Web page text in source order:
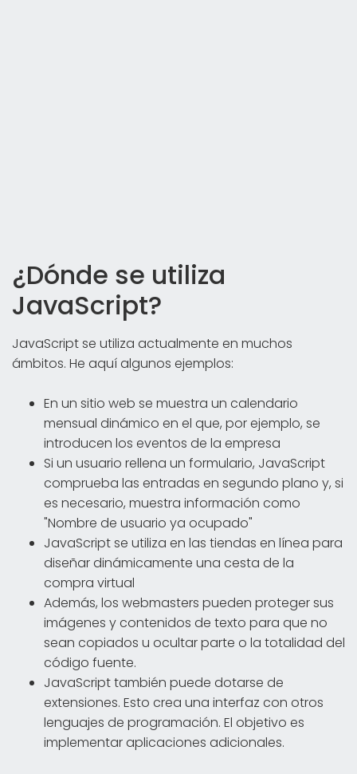
¿Dónde se utiliza
JavaScript?
JavaScript se utiliza actualmente en muchos
ámbitos. He aquí algunos ejemplos:
En un sitio web se muestra un calendario
mensual dinámico en el que, por ejemplo, se
introducen los eventos de la empresa
Si un usuario rellena un formulario, JavaScript
comprueba las entradas en segundo plano y, si
es necesario, muestra información como
"Nombre de usuario ya ocupado"
JavaScript se utiliza en las tiendas en línea para
diseñar dinámicamente una cesta de la
compra virtual
Además, los webmasters pueden proteger sus
imágenes y contenidos de texto para que no
sean copiados u ocultar parte o la totalidad del
código fuente.
JavaScript también puede dotarse de
extensiones. Esto crea una interfaz con otros
lenguajes de programación. El objetivo es
implementar aplicaciones adicionales.